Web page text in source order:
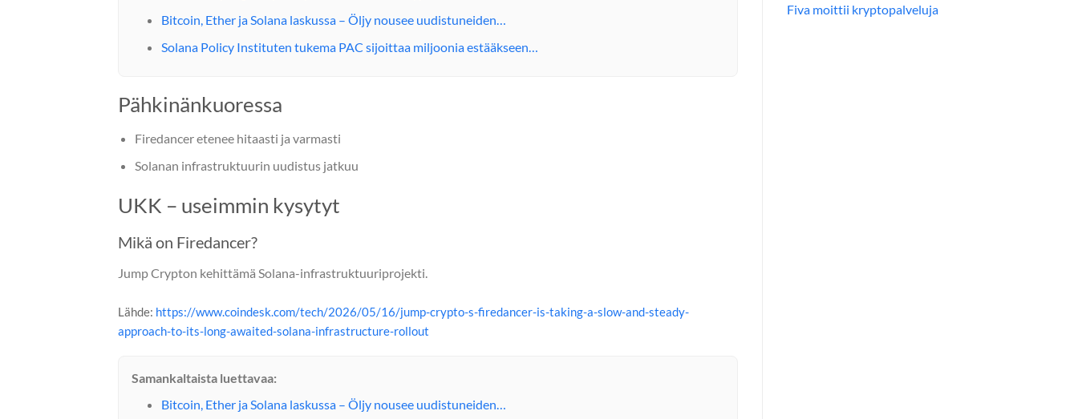
Bitcoin, Ether ja Solana laskussa – Öljy nousee uudistuneiden…
Solana Policy Instituten tukema PAC sijoittaa miljoonia estääkseen…
Pähkinänkuoressa
Firedancer etenee hitaasti ja varmasti
Solanan infrastruktuurin uudistus jatkuu
UKK – useimmin kysytyt
Mikä on Firedancer?
Jump Crypton kehittämä Solana-infrastruktuuriprojekti.
Lähde: https://www.coindesk.com/tech/2026/05/16/jump-crypto-s-firedancer-is-taking-a-slow-and-steady-
approach-to-its-long-awaited-solana-infrastructure-rollout
Samankaltaista luettavaa:
Bitcoin, Ether ja Solana laskussa – Öljy nousee uudistuneiden…
Fiva moittii kryptopalveluja